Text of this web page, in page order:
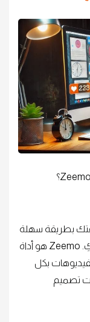
بطريقة سهلة
وسريعة، موقع Zeemo هو الحل الأمثل ليكِ. Zeemo هو أداة
بكل
تصميم